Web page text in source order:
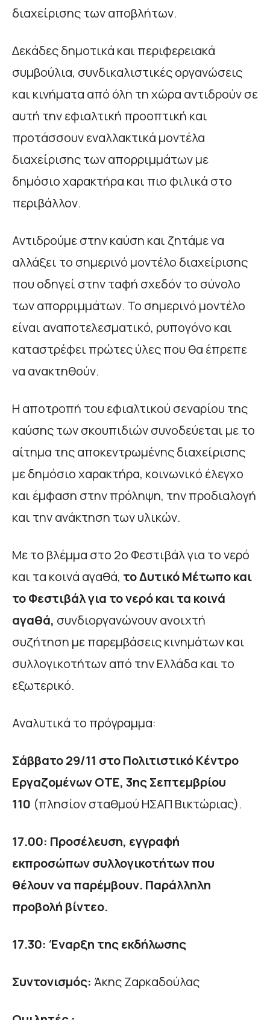
διαχείρισης των αποβλήτων.
Δεκάδες δημοτικά και περιφερειακά
συμβούλια, συνδικαλιστικές οργανώσεις
και κινήματα από όλη τη χώρα αντιδρούν σε
αυτή την εφιαλτική προοπτική και
προτάσσουν εναλλακτικά μοντέλα
διαχείρισης των απορριμμάτων με
δημόσιο χαρακτήρα και πιο φιλικά στο
περιβάλλον.
Αντιδρούμε στην καύση και ζητάμε να
αλλάξει το σημερινό μοντέλο διαχείρισης
που οδηγεί στην ταφή σχεδόν το σύνολο
των απορριμμάτων. Το σημερινό μοντέλο
είναι αναποτελεσματικό, ρυπογόνο και
καταστρέφει πρώτες ύλες που θα έπρεπε
να ανακτηθούν.
Η αποτροπή του εφιαλτικού σεναρίου της
καύσης των σκουπιδιών συνοδεύεται με το
αίτημα της αποκεντρωμένης διαχείρισης
με δημόσιο χαρακτήρα, κοινωνικό έλεγχο
και έμφαση στην πρόληψη, την προδιαλογή
και την ανάκτηση των υλικών.
Με το βλέμμα στο 2ο Φεστιβάλ για το νερό
και τα κοινά αγαθά, το Δυτικό Μέτωπο και
το Φεστιβάλ για το νερό και τα κοινά
αγαθά, συνδιοργανώνουν ανοιχτή
συζήτηση με παρεμβάσεις κινημάτων και
συλλογικοτήτων από την Ελλάδα και το
εξωτερικό.
Αναλυτικά το πρόγραμμα:
Σάββατο 29/11 στο Πολιτιστικό Κέντρο
Εργαζομένων ΟΤΕ, 3ης Σεπτεμβρίου
110 (πλησίον σταθμού ΗΣΑΠ Βικτώριας).
17.00: Προσέλευση, εγγραφή
εκπροσώπων συλλογικοτήτων που
θέλουν να παρέμβουν. Παράλληλη
προβολή βίντεο.
17.30: Έναρξη της εκδήλωσης
Συντονισμός: Άκης Ζαρκαδούλας